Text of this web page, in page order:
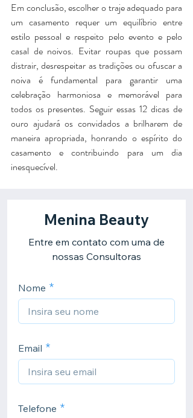
Em conclusão, escolher o traje adequado para
um casamento requer um equilíbrio entre
estilo pessoal e respeito pelo evento e pelo
casal de noivos. Evitar roupas que possam
distrair, desrespeitar as tradições ou ofuscar a
noiva é fundamental para garantir uma
celebração harmoniosa e memorável para
todos os presentes. Seguir essas 12 dicas de
ouro ajudará os convidados a brilharem de
maneira apropriada, honrando o espírito do
casamento e contribuindo para um dia
inesquecível.